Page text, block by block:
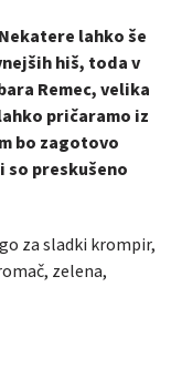
lahko še
hiš, toda v
Remec, velika
pričaramo iz
bo zagotovo
so preskušeno
za sladki krompir,
zelena,